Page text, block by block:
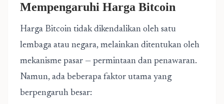
Mempengaruhi Harga Bitcoin
Harga Bitcoin tidak dikendalikan oleh satu
lembaga atau negara, melainkan ditentukan oleh
mekanisme pasar — permintaan dan penawaran.
Namun, ada beberapa faktor utama yang
berpengaruh besar: